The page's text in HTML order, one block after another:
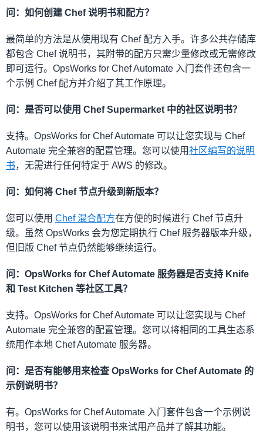
问：如何创建 Chef 说明书和配方？
最简单的方法是从使用现有 Chef 配方入手。许多公共存储库
都包含 Chef 说明书，其附带的配方只需少量修改或无需修改
即可运行。OpsWorks for Chef Automate 入门套件还包含一
个示例 Chef 配方并介绍了其工作原理。
问：是否可以使用 Chef Supermarket 中的社区说明书？
支持。OpsWorks for Chef Automate 可以让您实现与 Chef
Automate 完全兼容的配置管理。您可以使用社区编写的说明
书，无需进行任何特定于 AWS 的修改。
问：如何将 Chef 节点升级到新版本？
您可以使用 Chef 混合配方在方便的时候进行 Chef 节点升
级。虽然 OpsWorks 会为您定期执行 Chef 服务器版本升级，
但旧版 Chef 节点仍然能够继续运行。
问：OpsWorks for Chef Automate 服务器是否支持 Knife
和 Test Kitchen 等社区工具？
支持。OpsWorks for Chef Automate 可以让您实现与 Chef
Automate 完全兼容的配置管理。您可以将相同的工具生态系
统用作本地 Chef Automate 服务器。
问：是否有能够用来检查 OpsWorks for Chef Automate 的
示例说明书？
有。OpsWorks for Chef Automate 入门套件包含一个示例说
明书，您可以使用该说明书来试用产品并了解其功能。